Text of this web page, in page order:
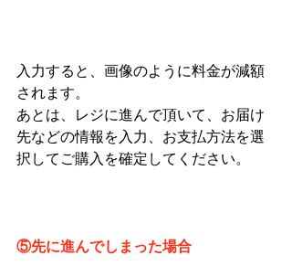
入力すると、画像のように料金が減額
されます。
あとは、レジに進んで頂いて、お届け
先などの情報を入力、お支払方法を選
択してご購入を確定してください。
⑤先に進んでしまった場合